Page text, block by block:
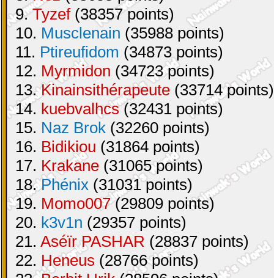
9.Tyzef(38357 points)
10. Musclenain (35988 points)
11. Ptireufidom (34873 points)
12. Myrmidon (34723 points)
13.Kinainsithérapeute (33714 points)
14. kuebvalhcs(32431 points)
15. Naz Brok (32260 points)
16. Bidikiou (31864 points)
17. Krakane (31065 points)
18.Phénix (31031 points)
19. Momo007(29809 points)
20. k3v1n (29357 points)
21. Aséïr PASHAR (28837 points)
22. Heneus (28766 points)